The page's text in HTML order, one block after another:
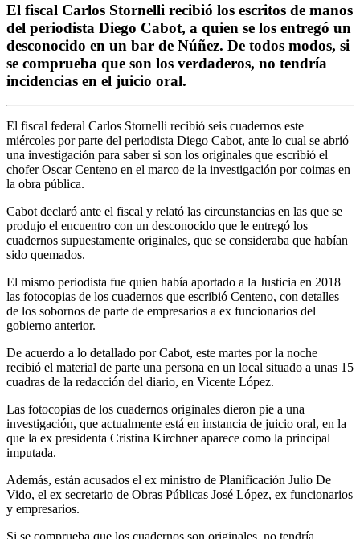
El fiscal Carlos Stornelli recibió los escritos de manos
del periodista Diego Cabot, a quien se los entregó un
desconocido en un bar de Núñez. De todos modos, si
se comprueba que son los verdaderos, no tendría
incidencias en el juicio oral.
El fiscal federal Carlos Stornelli recibió seis cuadernos este
miércoles por parte del periodista Diego Cabot, ante lo cual se abrió
una investigación para saber si son los originales que escribió el
chofer Oscar Centeno en el marco de la investigación por coimas en
la obra pública.
Cabot declaró ante el fiscal y relató las circunstancias en las que se
produjo el encuentro con un desconocido que le entregó los
cuadernos supuestamente originales, que se consideraba que habían
sido quemados.
El mismo periodista fue quien había aportado a la Justicia en 2018
las fotocopias de los cuadernos que escribió Centeno, con detalles
de los sobornos de parte de empresarios a ex funcionarios del
gobierno anterior.
De acuerdo a lo detallado por Cabot, este martes por la noche
recibió el material de parte una persona en un local situado a unas 15
cuadras de la redacción del diario, en Vicente López.
Las fotocopias de los cuadernos originales dieron pie a una
investigación, que actualmente está en instancia de juicio oral, en la
que la ex presidenta Cristina Kirchner aparece como la principal
imputada.
Además, están acusados el ex ministro de Planificación Julio De
Vido, el ex secretario de Obras Públicas José López, ex funcionarios
y empresarios.